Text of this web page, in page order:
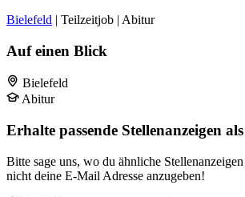
Bielefeld | Teilzeitjob | Abitur
Auf einen Blick
Bielefeld
Abitur
Erhalte passende Stellenanzeigen
Bitte sage uns, wo du ähnliche
nicht deine E-Mail Adresse anzugeben!